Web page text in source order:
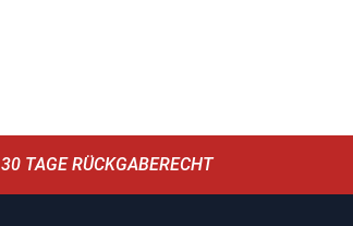
30 TAGE RÜCKGABERECHT